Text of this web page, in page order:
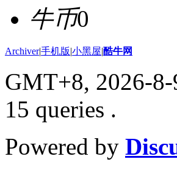
牛币0
Archiver|手机版|小黑屋|酷牛网
GMT+8, 2026-
15 queries .
Powered by